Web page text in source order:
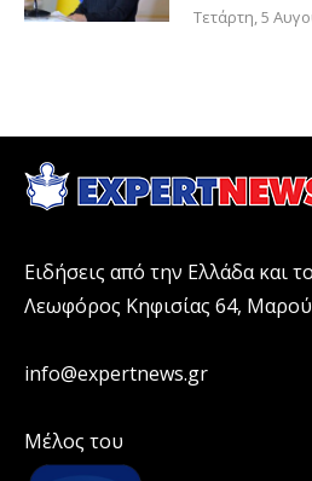
Τετάρτη, 5
Ειδήσεις από την Ελλάδα και
Λεωφόρος Κηφισίας 64,
info@expertnews.gr
Μέλος του